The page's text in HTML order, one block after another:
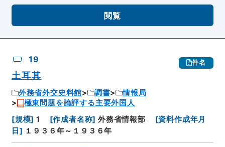
閲覧
19 件名
土耳其
外務省外交史料館 調書
情報局
極東問題を論評する主要外国人
[規模] 1 [作成者名称] 外務省情報部 [資料作成年月
日 ] １９３６年～１９３６年